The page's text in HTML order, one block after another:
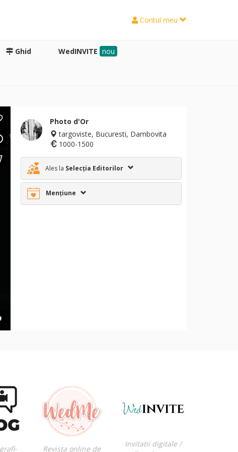
Contul meu
Ghid WedINVITE nou
Photo d'Or
targoviste, Bucuresti, Dambovita
1000-1500
Ales la Selecția Editorilor
Mențiune
Revista online de
Invitatii digitale /